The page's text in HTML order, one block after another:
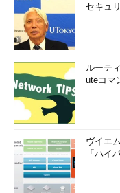
セキュ
ルーテ
uteコマ
ヴイエ
「ハイ